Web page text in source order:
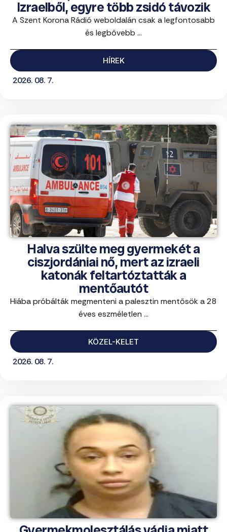
Izraelből, egyre több zsidó távozik
A Szent Korona Rádió weboldalán csak a legfontosabb
és legbővebb ...
HÍREK
2026. 08. 7.
Halva szülte meg gyermekét a
ciszjordániai nő, mert az izraeli
katonák feltartóztatták a
mentőautót
Hiába próbálták megmenteni a palesztin mentősök a 28
éves eszméletlen ...
KÖZEL-KELET
2026. 08. 7.